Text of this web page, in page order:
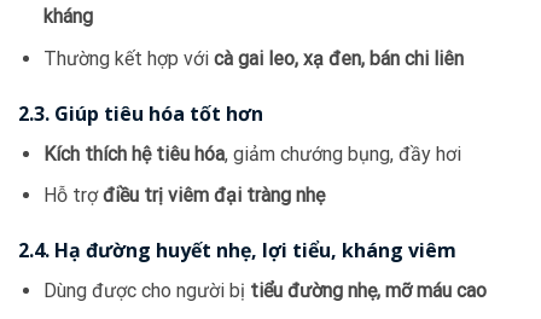
kháng
Thường kết hợp với cà gai leo, xạ đen, bán chi liên
2.3. Giúp tiêu hóa tốt hơn
Kích thích hệ tiêu hóa, giảm chướng bụng, đầy hơi
Hỗ trợđiều trị viêm đại tràng nhẹ
2.4. Hạ đường huyết nhẹ, lợi tiểu, kháng viêm
Dùng được cho người bị tiểu đường nhẹ, mỡ máu cao